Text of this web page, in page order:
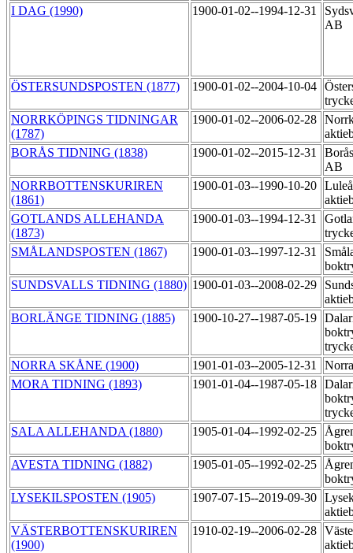
I DAG (1990)
1900-01-02--1994-12-31
AB
ÖSTERSUNDSPOSTEN (1877) 1900-01-02--2004-10-04
NORRKÖPINGS TIDNINGAR
(1787)
1900-01-02--2006-02-28
BORÅS TIDNING (1838)
1900-01-02--2015-12-31
AB
NORRBOTTENSKURIREN
(1861)
1900-01-03--1990-10-20
GOTLANDS ALLEHANDA
(1873)
1900-01-03--1994-12-31
SMÅLANDSPOSTEN (1867)
1900-01-03--1997-12-31
SUNDSVALLS TIDNING (1880) 1900-01-03--2008-02-29
BORLÄNGE TIDNING (1885)
1900-10-27--1987-05-19
NORRA SKÅNE (1900)
1901-01-03--2005-12-31
MORA TIDNING (1893)
1901-01-04--1987-05-18
SALA ALLEHANDA (1880)
1905-01-04--1992-02-25
AVESTA TIDNING (1882)
1905-01-05--1992-02-25
LYSEKILSPOSTEN (1905)
1907-07-15--2019-09-30
VÄSTERBOTTENSKURIREN
(1900)
1910-02-19--2006-02-28